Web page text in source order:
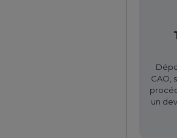
CAO,
un